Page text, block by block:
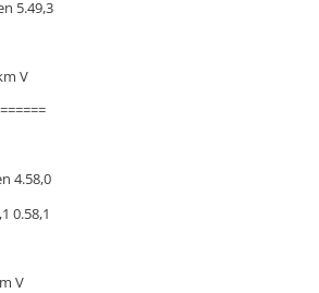
5.49,3
V
4.58,0
0.58,1
V